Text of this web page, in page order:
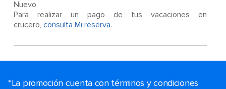
Nuevo.
Para realizar un pago de tus vacaciones en
crucero, consulta Mi reserva.
*La promoción cuenta con términos y condiciones